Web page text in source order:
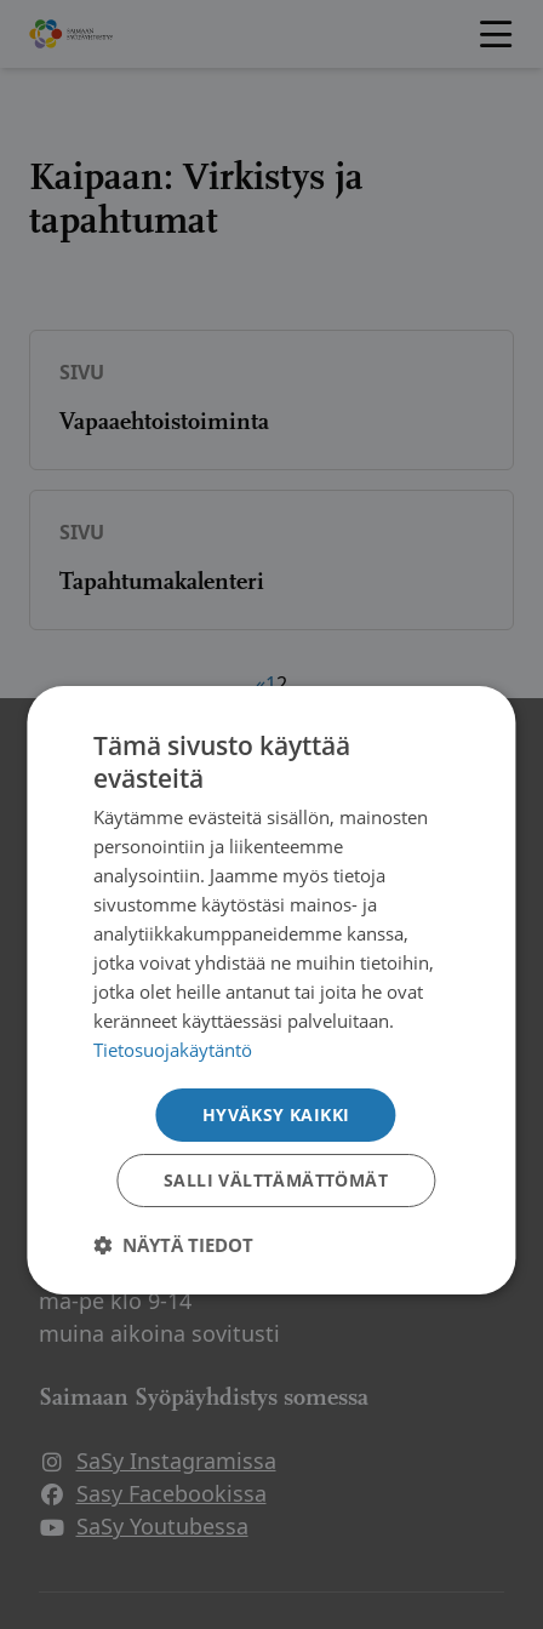
Hyppää
sisältöön
Kaipaan:Virkistys ja
tapahtumat
SIVU
Vapaaehtoistoiminta
SIVU
Tapahtumakalenteri
Artikkelien
sivutus
«12
Yhteystiedot
Saimaan Syöpäyhdistys
Kauppakatu 40 D, 53100 Lappeenranta
Puh. 05 451 3770
saimaa@sasy.fi
Y-tunnus 0282800-4
Verkkolaskutustiedot
Tilaa uutiskirje
Palvelemme
ma-pe klo 9-14
muina aikoina sovitusti
Saimaan Syöpäyhdistys somessa
SaSy Instagramissa
Avautuu uuteen ikkunaan
Sasy Facebookissa
Avautuu uuteen ikkunaan
SaSy Youtubessa
Avautuu uuteen ikkunaan
Tämä sivusto käyttää
evästeitä
Käytämme evästeitä sisällön, mainosten
personointiin ja liikenteemme
analysointiin. Jaamme myös tietoja
sivustomme käytöstäsi mainos- ja
analytiikkakumppaneidemme kanssa,
jotka voivat yhdistää ne muihin tietoihin,
jotka olet heille antanut tai joita he ovat
keränneet käyttäessäsi palveluitaan.
Tietosuojakäytäntö
HYVÄKSY KAIKKI
SALLI VÄLTTÄMÄTTÖMÄT
NÄYTÄ TIEDOT